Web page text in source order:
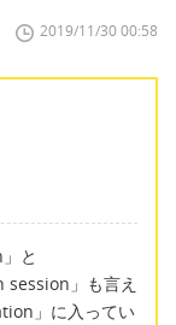
2019/11/30 00:58
と
」も言え
」に入ってい